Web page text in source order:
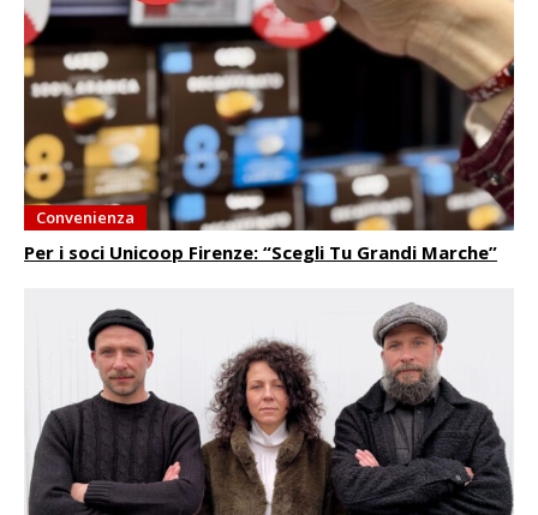
Convenienza
Per i soci Unicoop Firenze: “Scegli Tu Grandi Marche”